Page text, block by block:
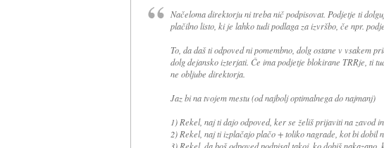
Načeloma direktorju ni treba nič podpisovat. Podjetje ti
plačilno listo, ki je lahko tudi podlaga za izvršbo, če npr.
To, da daš ti odpoved ni pomembno, dolg ostane v vsakem
dolg dejansko izterjati. Če ima podjetje blokirane TRRje, ti
ne obljube direktorja.
Jaz bi na tvojem mestu (od najbolj optimalnega do najmanj)
1) Rekel, naj ti dajo odpoved, ker se želiš prijaviti na zavod
2) Rekel, naj ti izplačajo plačo + toliko nagrade, kot bi dobil